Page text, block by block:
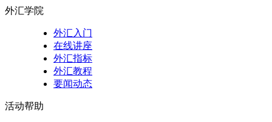
外汇学院
外汇入门
在线讲座
外汇指标
外汇教程
要闻动态
活动帮助